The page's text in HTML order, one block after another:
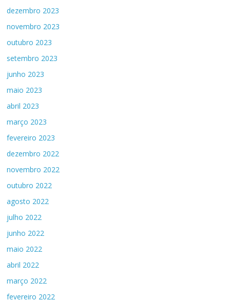
dezembro 2023
novembro 2023
outubro 2023
setembro 2023
junho 2023
maio 2023
abril 2023
março 2023
fevereiro 2023
dezembro 2022
novembro 2022
outubro 2022
agosto 2022
julho 2022
junho 2022
maio 2022
abril 2022
março 2022
fevereiro 2022